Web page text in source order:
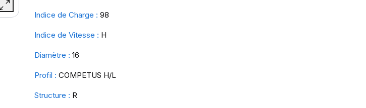
Indice de Charge : 98
Indice de Vitesse : H
Diamètre : 16
Profil : COMPETUS H/L
Structure : R